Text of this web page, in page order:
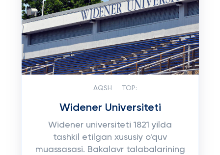
AQSH TOP:
Widener Universiteti
Widener universiteti 1821 yilda
tashkil etilgan xususiy o'quv
muassasasi. Bakalavr talabalarining